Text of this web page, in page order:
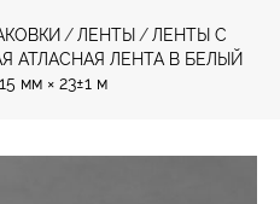
/ ЛЕНТЫ / ЛЕНТЫ С
АТЛАСНАЯ ЛЕНТА В БЕЛЫЙ
мм × 23±1 м